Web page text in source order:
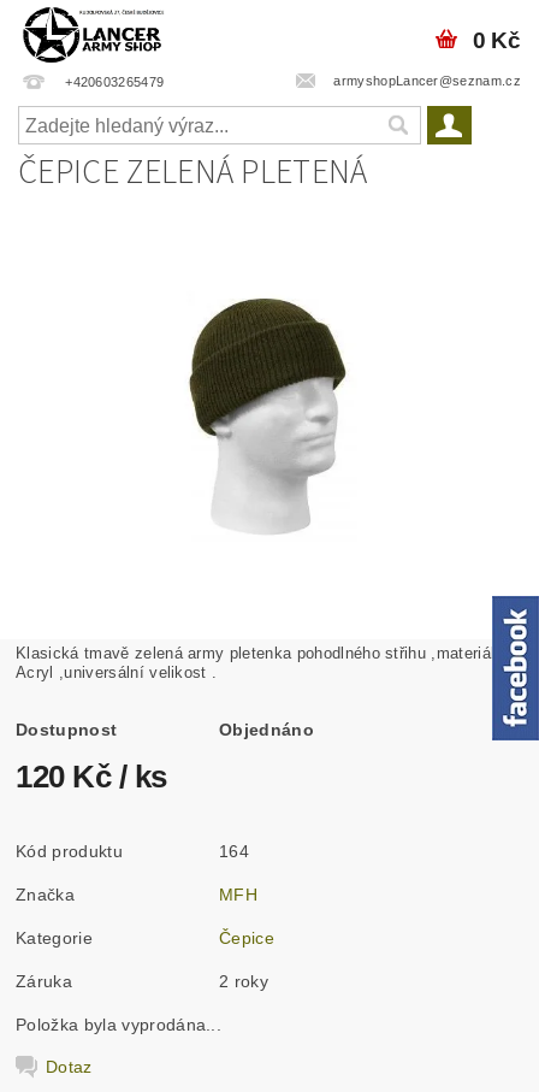
+420603265479 armyshopLancer@seznam.cz
0 Kč
ČEPICE ZELENÁ PLETENÁ
Klasická tmavě zelená army pletenka pohodlného střihu ,materiál
Acryl ,universální velikost .
Dostupnost Objednáno
120 Kč / ks
Kód produktu 164
Značka MFH
Kategorie Čepice
Záruka 2 roky
Položka byla vyprodána...
Dotaz